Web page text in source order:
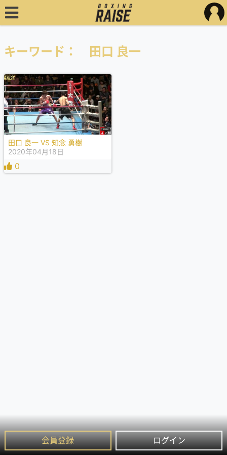
会員登録 ログイン
キーワード： 田口 良一
田口 良一 VS 知念 勇樹
2020年04月18日
0